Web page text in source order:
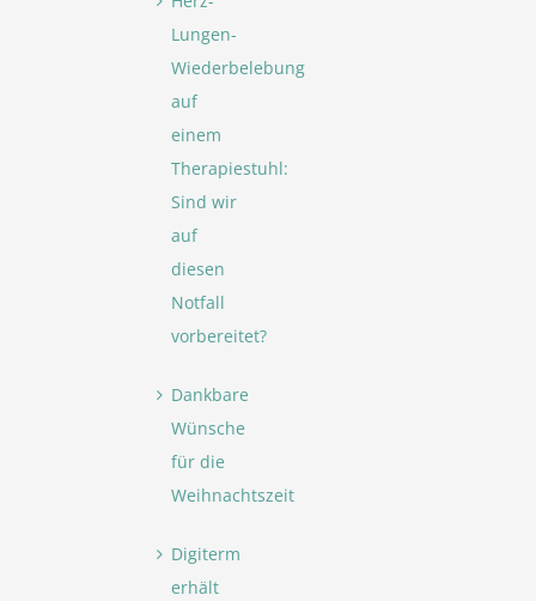
Lungen-
Wiederbelebung
auf
einem
Therapiestuhl:
Sind wir
auf
diesen
Notfall
vorbereitet?
Dankbare
Wünsche
für die
Weihnachtszeit
Digiterm
erhält